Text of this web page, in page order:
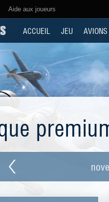
Aide aux joueurs
ACCUEIL JEU AVIONS